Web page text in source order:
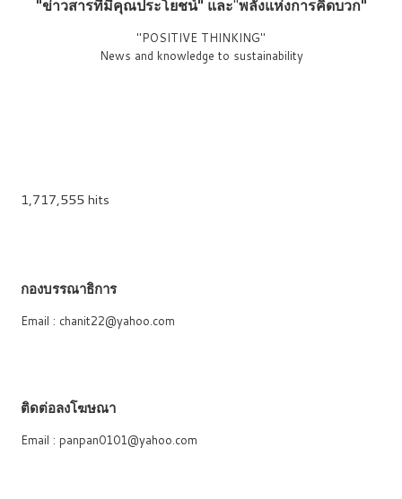
"ข่าวสารที่มีคุณประโยชน์" และ"พลังแห่งการคิดบวก"
"POSITIVE THINKING"
News and knowledge to sustainability
1,717,555 hits
กองบรรณาธิการ
Email : chanit22@yahoo.com
ติดต่อลงโฆษณา
Email : panpan0101@yahoo.com